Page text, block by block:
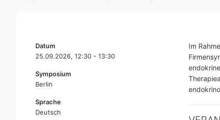
Datum
25.09.2026, 12:30 - 13:30
Symposium
Berlin
Sprache
Deutsch
Im